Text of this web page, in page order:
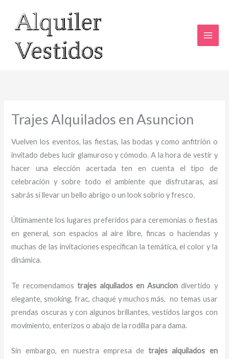
contenido
Trajes Alquilados en Asuncion
Vuelven los eventos, las fiestas, las bodas y como anfitrión o
invitado debes lucir glamuroso y cómodo. A la hora de vestir y
hacer una elección acertada ten en cuenta el tipo de
celebración y sobre todo el ambiente que disfrutaras, así
sabrás si llevar un bello abrigo o un look sobrio y fresco.
Últimamente los lugares preferidos para ceremonias o fiestas
en general, son espacios al aire libre, fincas o haciendas y
muchas de las invitaciones especifican la temática, el color y la
dinámica.
Te recomendamos trajes alquilados en Asunciondivertido y
elegante, smoking, frac, chaqué y muchos más, no temas usar
prendas oscuras y con algunos brillantes, vestidos largos con
movimiento, enterizos o abajo de la rodilla para dama.
Sin embargo, en nuestra empresa detrajes alquilados en